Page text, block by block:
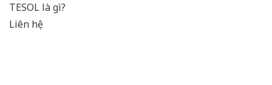
TESOL là gì?
Liên hệ